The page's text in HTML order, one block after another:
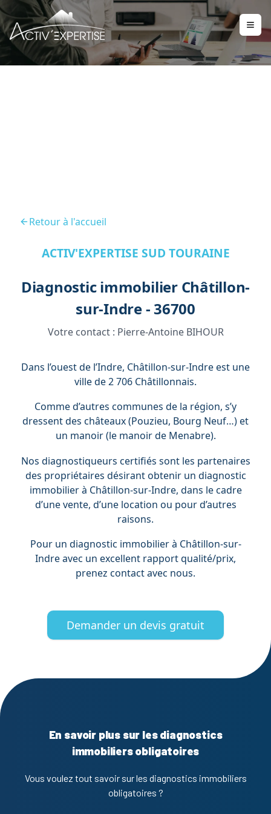
Retour à l'accueil
ACTIV'EXPERTISE SUD TOURAINE
Diagnostic immobilier Châtillon-
sur-Indre - 36700
Votre contact : Pierre-Antoine BIHOUR
Dans l’ouest de l’Indre, Châtillon-sur-Indre est une
ville de 2 706 Châtillonnais.
Comme d’autres communes de la région, s’y
dressent des châteaux (Pouzieu, Bourg Neuf…) et
un manoir (le manoir de Menabre).
Nos diagnostiqueurs certifiés sont les partenaires
des propriétaires désirant obtenir un diagnostic
immobilier à Châtillon-sur-Indre, dans le cadre
d’une vente, d’une location ou pour d’autres
raisons.
Pour un diagnostic immobilier à Châtillon-sur-
Indre avec un excellent rapport qualité/prix,
prenez contact avec nous.
Demander un devis gratuit
En savoir plus sur les diagnostics
immobiliers obligatoires
Vous voulez tout savoir sur les diagnostics immobiliers
obligatoires ?